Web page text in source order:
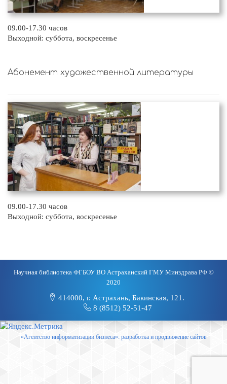
09.00-17.30 часов
Выходной: суббота, воскресенье
Абонемент художественной литературы
09.00-17.30 часов
Выходной: суббота, воскресенье
Научная библиотека ФГБОУ ВО Астраханский ГМУ Минздрава РФ ©
2020
414000, г. Астрахань, Бакинская, 121.
8 (8512) 52-51-47
«Агентство информатизации бизнеса»: разработка и продвижение сайтов